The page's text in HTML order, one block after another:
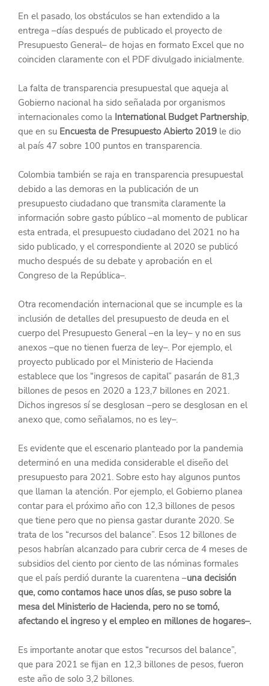
En el pasado, los obstáculos se han extendido a la
entrega –días después de publicado el proyecto de
Presupuesto General– de hojas en formato Excel que no
coinciden claramente con el PDF divulgado inicialmente.
La falta de transparencia presupuestal que aqueja al
Gobierno nacional ha sido señalada por organismos
internacionales como la International Budget Partnership,
que en su Encuesta de Presupuesto Abierto 2019 le dio
al país 47 sobre 100 puntos en transparencia.
Colombia también se raja en transparencia presupuestal
debido a las demoras en la publicación de un
presupuesto ciudadano que transmita claramente la
información sobre gasto público –al momento de publicar
esta entrada, el presupuesto ciudadano del 2021 no ha
sido publicado, y el correspondiente al 2020 se publicó
mucho después de su debate y aprobación en el
Congreso de la República–.
Otra recomendación internacional que se incumple es la
inclusión de detalles del presupuesto de deuda en el
cuerpo del Presupuesto General –en la ley– y no en sus
anexos –que no tienen fuerza de ley–. Por ejemplo, el
proyecto publicado por el Ministerio de Hacienda
establece que los “ingresos de capital” pasarán de 81,3
billones de pesos en 2020 a 123,7 billones en 2021.
Dichos ingresos sí se desglosan –pero se desglosan en el
anexo que, como señalamos, no es ley–.
Es evidente que el escenario planteado por la pandemia
determinó en una medida considerable el diseño del
presupuesto para 2021. Sobre esto hay algunos puntos
que llaman la atención. Por ejemplo, el Gobierno planea
contar para el próximo año con 12,3 billones de pesos
que tiene pero que no piensa gastar durante 2020. Se
trata de los “recursos del balance”. Esos 12 billones de
pesos habrían alcanzado para cubrir cerca de 4 meses de
subsidios del ciento por ciento de las nóminas formales
que el país perdió durante la cuarentena –una decisión
que, como contamos hace unos días, se puso sobre la
mesa del Ministerio de Hacienda, pero no se tomó,
afectando el ingreso y el empleo en millones de hogares–.
Es importante anotar que estos “recursos del balance”,
que para 2021 se fijan en 12,3 billones de pesos, fueron
este año de solo 3,2 billones.